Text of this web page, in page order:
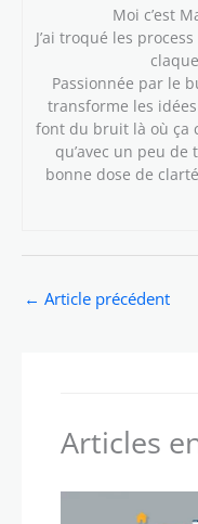
Moi c’est
J’ai troqué les
Passionnée par le
transforme les
font du bruit là où ça
qu’avec un peu de
bonne dose de
← Article précédent
Articles